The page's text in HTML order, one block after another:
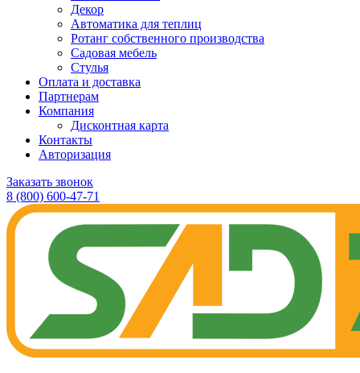
Декор
Автоматика для теплиц
Ротанг собственного производства
Садовая мебель
Стулья
Оплата и доставка
Партнерам
Компания
Дисконтная карта
Контакты
Авторизация
Заказать звонок
8 (800) 600-47-71